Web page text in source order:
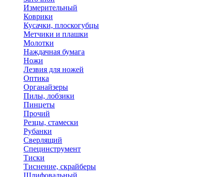
Измерительный
Коврики
Кусачки, плоскогубцы
Метчики и плашки
Молотки
Наждачная бумага
Ножи
Лезвия для ножей
Оптика
Органайзеры
Пилы, лобзики
Пинцеты
Прочий
Резцы, стамески
Рубанки
Сверлящий
Специнструмент
Тиски
Тиснение, скрайберы
Шлифовальный